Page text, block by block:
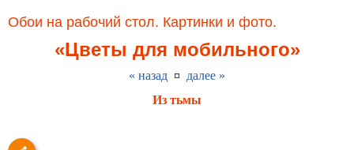
Обои на рабочий стол. Картинки и фото.
«Цветы для мобильного»
« назад ¤ далее »
Из тьмы